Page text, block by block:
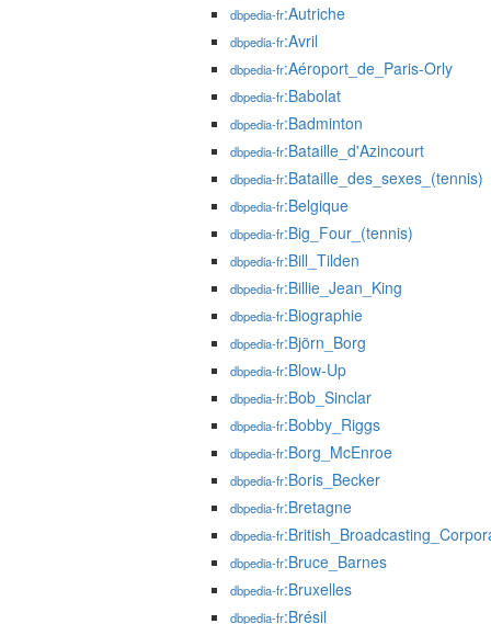
dbpedia-fr:Autriche
dbpedia-fr:Avril
dbpedia-fr:Aéroport_de_Paris-Orly
dbpedia-fr:Babolat
dbpedia-fr:Badminton
dbpedia-fr:Bataille_d'Azincourt
dbpedia-fr:Bataille_des_sexes_(tennis)
dbpedia-fr:Belgique
dbpedia-fr:Big_Four_(tennis)
dbpedia-fr:Bill_Tilden
dbpedia-fr:Billie_Jean_King
dbpedia-fr:Biographie
dbpedia-fr:Björn_Borg
dbpedia-fr:Blow-Up
dbpedia-fr:Bob_Sinclar
dbpedia-fr:Bobby_Riggs
dbpedia-fr:Borg_McEnroe
dbpedia-fr:Boris_Becker
dbpedia-fr:Bretagne
dbpedia-fr
dbpedia-fr:Bruce_Barnes
dbpedia-fr:Bruxelles
dbpedia-fr:Brésil